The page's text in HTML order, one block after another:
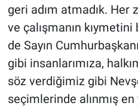
geri adım atmadık.
ve çalışmanın
de Sayın
gibi insanlarımıza,
söz verdiğimiz gibi
seçimlerinde alınmış